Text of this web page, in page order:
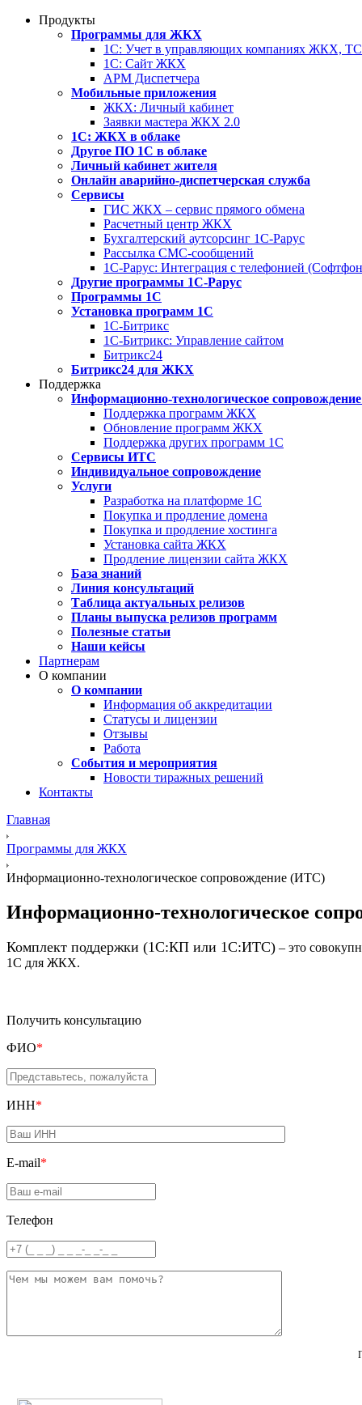
Продукты
Программы для ЖКХ
1С: Учет в управляющих компаниях ЖКХ,
1С: Сайт ЖКХ
АРМ Диспетчера
Мобильные приложения
ЖКХ: Личный кабинет
Заявки мастера ЖКХ 2.0
1С: ЖКХ в облаке
Другое ПО 1С в облаке
Личный кабинет жителя
Онлайн аварийно-диспетчерская служба
Сервисы
ГИС ЖКХ – сервис прямого обмена
Расчетный центр ЖКХ
Бухгалтерский аутсорсинг 1С-Рарус
Рассылка СМС-сообщений
1С-Рарус: Интеграция с телефонией
Другие программы 1С-Рарус
Программы 1С
Установка программ 1С
1С-Битрикс
1С-Битрикс: Управление сайтом
Битрикс24
Битрикс24 для ЖКХ
Поддержка
Информационно-технологическое
Поддержка программ ЖКХ
Обновление программ ЖКХ
Поддержка других программ 1С
Сервисы ИТС
Индивидуальное сопровождение
Услуги
Разработка на платформе 1С
Покупка и продление домена
Покупка и продление хостинга
Установка сайта ЖКХ
Продление лицензии сайта ЖКХ
База знаний
Линия консультаций
Таблица актуальных релизов
Планы выпуска релизов программ
Полезные статьи
Наши кейсы
Партнерам
О компании
О компании
Информация об аккредитации
Статусы и лицензии
Отзывы
Работа
События и мероприятия
Новости тиражных решений
Контакты
Главная
Программы для ЖКХ
Информационно-технологическое сопровождение (ИТС)
Информационно-технологическое
Комплект поддержки (1С:КП или 1С:ИТС) – это
1С для ЖКХ.
Получить консультацию
ФИО*
ИНН*
E-mail*
Телефон